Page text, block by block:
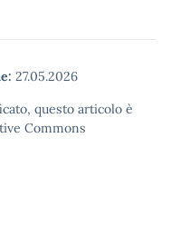
27.05.2026
questo articolo è
Commons